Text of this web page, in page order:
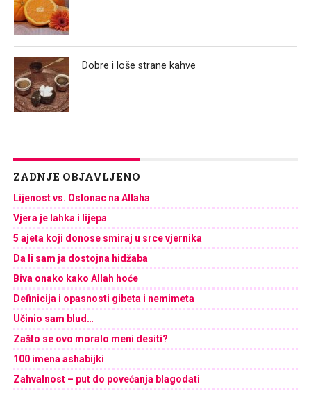
Dobre i loše strane kahve
ZADNJE OBJAVLJENO
Lijenost vs. Oslonac na Allaha
Vjera je lahka i lijepa
5 ajeta koji donose smiraj u srce vjernika
Da li sam ja dostojna hidžaba
Biva onako kako Allah hoće
Definicija i opasnosti gibeta i nemimeta
Učinio sam blud…
Zašto se ovo moralo meni desiti?
100 imena ashabijki
Zahvalnost – put do povećanja blagodati